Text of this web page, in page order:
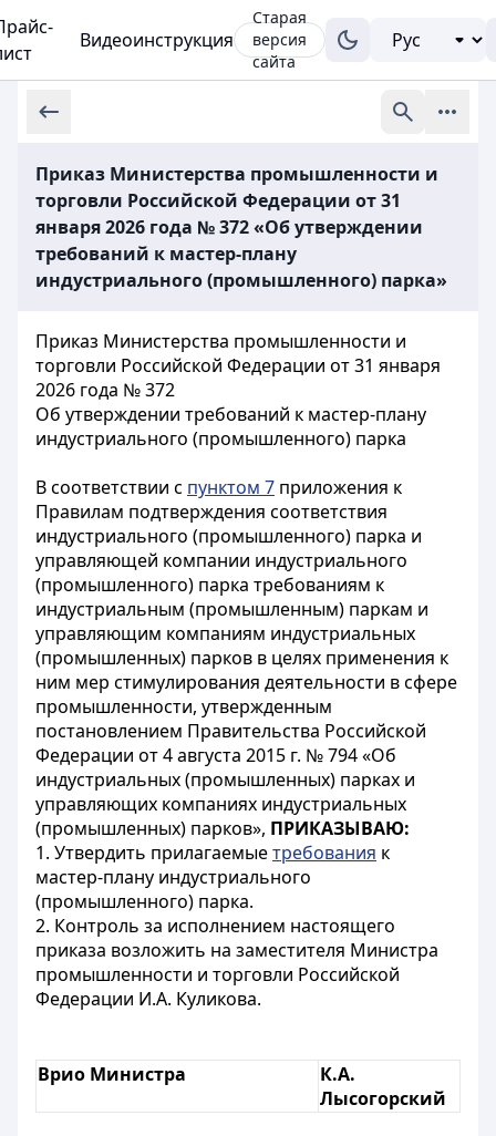
Видеоинструкция
Старая
версия
сайта
Приказ Министерства промышленности и
торговли Российской Федерации от 31
января 2026 года № 372 «Об утверждении
требований к мастер-плану
индустриального (промышленного) парка»
Приказ Министерства промышленности и
торговли Российской Федерации от 31 января
2026 года № 372
Об утверждении требований к мастер-плану
индустриального (промышленного) парка
В соответствии с пунктом 7 приложения к
Правилам подтверждения соответствия
индустриального (промышленного) парка и
управляющей компании индустриального
(промышленного) парка требованиям к
индустриальным (промышленным) паркам и
управляющим компаниям индустриальных
(промышленных) парков в целях применения к
ним мер стимулирования деятельности в сфере
промышленности, утвержденным
постановлением Правительства Российской
Федерации от 4 августа 2015 г. № 794 «Об
индустриальных (промышленных) парках и
управляющих компаниях индустриальных
(промышленных) парков», ПРИКАЗЫВАЮ:
1. Утвердить прилагаемыетребования к
мастер-плану индустриального
(промышленного) парка.
2. Контроль за исполнением настоящего
приказа возложить на заместителя Министра
промышленности и торговли Российской
Федерации И.А. Куликова.
Врио Министра
К.А.
Лысогорский